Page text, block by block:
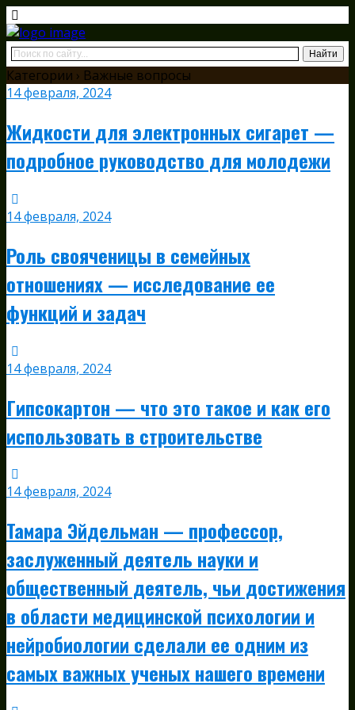
Категории › Важные вопросы
14 февраля, 2024
Жидкости для электронных сигарет —
подробное руководство для молодежи
14 февраля, 2024
Роль свояченицы в семейных
отношениях — исследование ее
функций и задач
14 февраля, 2024
Гипсокартон — что это такое и как его
использовать в строительстве
14 февраля, 2024
Тамара Эйдельман — профессор,
заслуженный деятель науки и
общественный деятель, чьи достижения
в области медицинской психологии и
нейробиологии сделали ее одним из
самых важных ученых нашего времени